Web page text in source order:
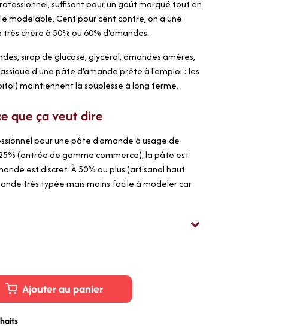
suffisant pour un goût marqué tout en
modelable. Cent pour cent contre, on a une
chère à 50% ou 60% d'amandes.
sirop de glucose, glycérol, amandes amères,
d'une pâte d'amande prête à l'emploi : les
maintiennent la souplesse à long terme.
que ça veut dire
pour une pâte d'amande à usage de
(entrée de gamme commerce), la pâte est
est discret. À 50% ou plus (artisanal haut
très typée mais moins facile à modeler car
Ajouter au panier